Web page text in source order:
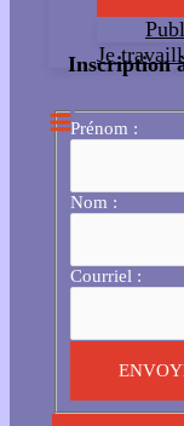
Je
Inscription
Prénom :
Nom :
Courriel :